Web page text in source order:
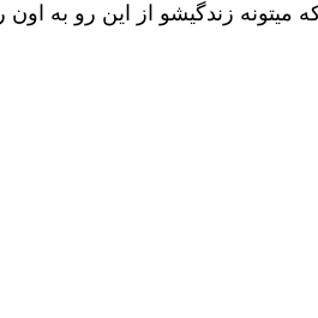
زندگیشو از این رو به اون